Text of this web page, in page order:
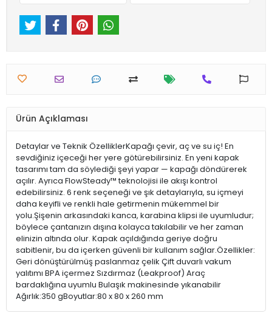
Ürün Açıklaması
Detaylar ve Teknik ÖzelliklerKapağı çevir, aç ve su iç! En
sevdiğiniz içeceği her yere götürebilirsiniz. En yeni kapak
tasarımı tam da söylediği şeyi yapar — kapağı döndürerek
açılır. Ayrıca FlowSteady™ teknolojisi ile akışı kontrol
edebilirsiniz. 6 renk seçeneği ve şık detaylarıyla, su içmeyi
daha keyifli ve renkli hale getirmenin mükemmel bir
yolu.Şişenin arkasındaki kanca, karabina klipsi ile uyumludur;
böylece çantanızın dışına kolayca takılabilir ve her zaman
elinizin altında olur. Kapak açıldığında geriye doğru
sabitlenir, bu da içerken güvenli bir kullanım sağlar.Özellikler:
Geri dönüştürülmüş paslanmaz çelik Çift duvarlı vakum
yalıtımı BPA içermez Sızdırmaz (Leakproof) Araç
bardaklığına uyumlu Bulaşık makinesinde yıkanabilir
Ağırlık:350 gBoyutlar:80 x 80 x 260 mm